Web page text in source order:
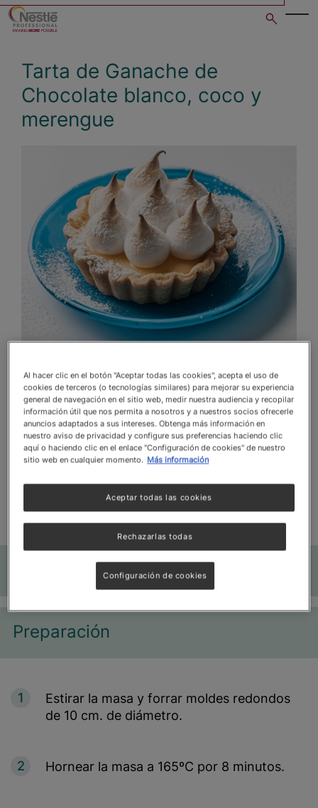
Skip
content
Tarta de Ganache de
Chocolate blanco, coco y
merengue
Open image gallery in
Tiempo de preparación
40 min Dificultad
Intermedio
Cantidad de
Tarta de Ganache de Chocolate blanco, coco y
merengue
Ingredientes
Preparación
1
Estirar la masa y forrar moldes redondos
de 10 cm. de diámetro.
2 Hornear la masa a 165ºC por 8 minutos.
Al hacer clic en el botón "Aceptar todas las cookies", acepta el uso de
cookies de terceros (o tecnologías similares) para mejorar su experiencia
general de navegación en el sitio web, medir nuestra audiencia y recopilar
información útil que nos permita a nosotros y a nuestros socios ofrecerle
anuncios adaptados a sus intereses. Obtenga más información en
nuestro aviso de privacidad y configure sus preferencias haciendo clic
aquí o haciendo clic en el enlace "Configuración de cookies" de nuestro
sitio web en cualquier momento. Más información
Rechazarlas todas
Aceptar todas las cookies
Configuración de cookies